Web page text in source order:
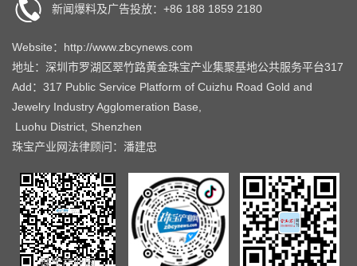
新闻爆料及广告投放：+86 188 1859 2180
Website：http://www.zbcynews.com
地址：深圳市罗湖区翠竹路黄金珠宝产业集聚基地公共服务平台317
Add：317 Public Service Platform of Cuizhu Road Gold and
Jewelry Industry Agglomeration Base,
Luohu District, Shenzhen
珠宝产业网法律顾问：潘建忠
珠宝产业网